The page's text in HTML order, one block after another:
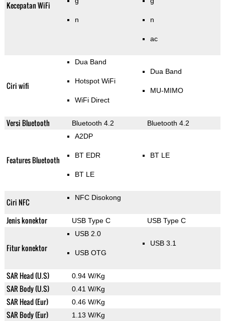
Kecepatan WiFi
n n
ac
Ciri wifi
Dua Band
Hotspot WiFi
WiFi Direct
Dua Band
MU-MIMO
Versi Bluetooth Bluetooth 4.2 Bluetooth 4.2
Features Bluetooth
A2DP
BT EDR
BT LE
BT LE
Ciri NFC NFC Disokong
Jenis konektor USB Type C USB Type C
Fitur konektor
USB 2.0
USB OTG
USB 3.1
SAR Head (U.S) 0.94 W/Kg
SAR Body (U.S) 0.41 W/Kg
SAR Head (Eur) 0.46 W/Kg
SAR Body (Eur) 1.13 W/Kg